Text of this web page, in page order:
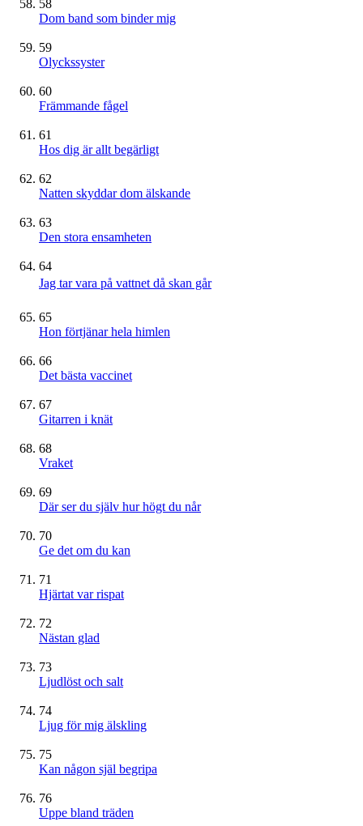
58
Dom band som binder mig
59
Olyckssyster
60
Främmande fågel
61
Hos dig är allt begärligt
62
Natten skyddar dom älskande
63
Den stora ensamheten
64
Jag tar vara på vattnet då skan går
65
Hon förtjänar hela himlen
66
Det bästa vaccinet
67
Gitarren i knät
68
Vraket
69
Där ser du själv hur högt du når
70
Ge det om du kan
71
Hjärtat var rispat
72
Nästan glad
73
Ljudlöst och salt
74
Ljug för mig älskling
75
Kan någon själ begripa
76
Uppe bland träden